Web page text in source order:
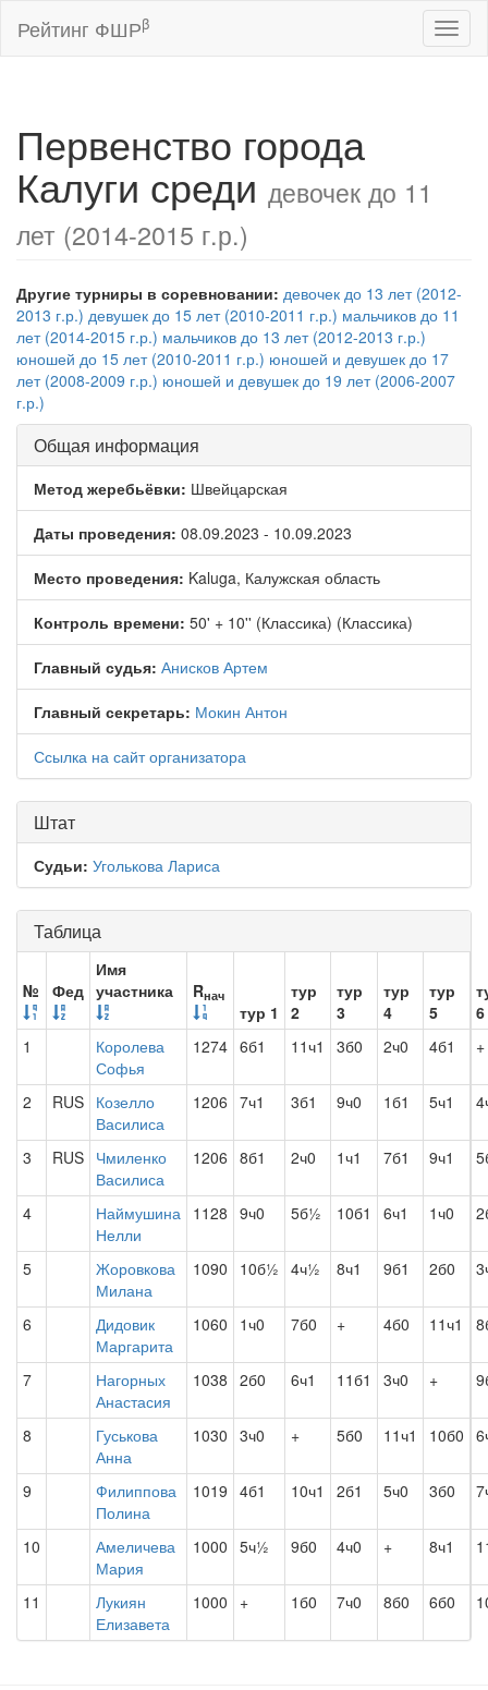
Рейтинг ФШРβ
Первенство города
Калуги среди девочек до 11
лет (2014-2015 г.р.)
Другие турниры в соревновании: девочек до 13 лет (2012-
2013 г.р.) девушек до 15 лет (2010-2011 г.р.) мальчиков до 11
лет (2014-2015 г.р.) мальчиков до 13 лет (2012-2013 г.р.)
юношей до 15 лет (2010-2011 г.р.) юношей и девушек до 17
лет (2008-2009 г.р.) юношей и девушек до 19 лет (2006-2007
г.р.)
Общая информация
Метод жеребьёвки: Швейцарская
Даты проведения: 08.09.2023 - 10.09.2023
Место проведения: Kaluga, Калужская область
Контроль времени: 50' + 10'' (Классика) (Классика)
Главный судья: Анисков Артем
Главный секретарь: Мокин Антон
Ссылка на сайт организатора
Штат
Судьи: Уголькова Лариса
Таблица
№ Фед
Имя
участника
Rнач
тур 1
тур
2
тур
3
тур
4
тур
5
6
1
Королева
Софья
1274 6б1 11ч1 3б0 2ч0 4б1 +
2 RUS Козелло
Василиса
1206 7ч1 3б1 9ч0 1б1 5ч1
3 RUS Чмиленко
Василиса
1206 8б1 2ч0 1ч1 7б1 9ч1
4
Наймушина
Нелли
1128 9ч0 5б½ 10б1 6ч1 1ч0
5
Жоровкова
Милана
1090 10б½ 4ч½ 8ч1 9б1 2б0
6
Дидовик
Маргарита
1060 1ч0 7б0 + 4б0 11ч1
7
Нагорных
Анастасия
1038 2б0 6ч1 11б1 3ч0 +
8
Гуськова
Анна
1030 3ч0 + 5б0 11ч1 10б0
9
Филиппова
Полина
1019 4б1 10ч1 2б1 5ч0 3б0
10
Амеличева
Мария
1000 5ч½ 9б0 4ч0 + 8ч1
11
Лукиян
Елизавета
1000 + 1б0 7ч0 8б0 6б0